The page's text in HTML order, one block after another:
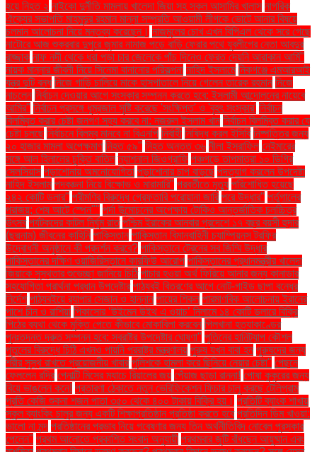
হয়ে নিহত ২ নাইকো দুর্নীতি মামলায় খালেদা জিয়া সহ সকল আসামির খালাস নাগরিক
ঐক্যের সভাপতি মাহমুদুর রহমান মান্না সম্প্রতি আওয়ামী লীগকে ভোটে আনার বিষয়ে
চলমান আলোচনা নিয়ে মন্তব্য করেছেন। নাজমুলের চোখ এখন বিপিএল থেকে সরে গেছে
নাটোরে আজ শুক্রবার দুপুরে জুমার নামাজ পড়ে বাড়ি ফেরার পথে যুবলীগের নেতা আবদুর
রাজ্জাক নাফ নদী থেকে ধরা পড়া চার জেলেকে পাঁচ দিনেও ফেরত দেয়নি আরাকান আর্মি"
নায়ক মান্নার জীবনী নিয়ে সিনেমা বানানোর পরিকল্পনা নাহিদ ইসলামে নিকগঞ্জে এমআরআই
যন্ত্র দুটি বন্ধ নিজে গাড়ি চালিয়ে মাকে হাসপাতালে নিয়ে গেলেন তারেক রহমান নিজে
নাচলেন নির্বাচন দেওয়ার আগে সংস্কার সম্পন্ন করতে হবে: ইসলামী আন্দোলনের নায়েবে
আমির" নির্বাচন প্রসঙ্গে ধূম্রজাল সৃষ্টি করেছে 'সংক্ষিপ্ত' ও 'বৃহৎ সংস্কার' নির্বাচন
বিলম্বিত করার চেষ্টা জনগণ সহ্য করবে না: নজরুল ইসলাম খান নির্বাচন বিলম্বিত করার যে
চেষ্টা চলছে নির্বাচনে বিলম্ব মানবে না বিএনপি নির্বাহী নিষিদ্ধ করল ইসিবি নিষ্পত্তির জন্য
২০ হাজার মামলা অপেক্ষমাণ নিহত ৫৯" নিহত অন্তত ৩৬ নীলা ইসরাফিল নেইমারের
সঙ্গে আল হিলালের চুক্তি বাতিল ন্যাশনাল জিওগ্রাফি পঞ্চগড়ে তাপমাত্রা ১০ ডিগ্রি
সেলসিয়াস পড়াশোনায় অমনোযোগিতা পড়াশোনার চাপ বাড়ছে পদত্যাগ করলেন উপদেষ্টা
নাহিদ ইসলাম পদবঞ্চনা নিয়ে বিক্ষোভ ও মারামারি" পরবর্তীতে মৃত্যু পরিশোধিত হয়েছে
২৪২ কোটি ডলার" পরীমণির বিরুদ্ধে গ্রেফতারি পরোয়ানা জারি পরে উদ্ধার" পর্তুগালের
পরাজয়; শেষ আটে স্পেন"" পর্দা উন্মোচনের অপেক্ষায় টোকিও আন্তর্জাতিক চলচ্চিত্র
উৎসব পর্যটকদের কাটল নির্ঘুম রাত পশ্চিম ইরাকের আনবার প্রদেশে ১৭ বছর বয়সী হুদার
(ছদ্মনাম) জীবনের কাহিনি পাকিস্তান পাকিস্তান বিমানবাহিনী চ্যাম্পিয়নস ট্রফির
উদ্বোধনী অনুষ্ঠানে কী প্রদর্শন করবে? পাকিস্তানে ট্রেনের সব জিম্মি উদ্ধার
পাকিস্তানের দক্ষিণ ওয়াজিরিস্তানে কারফিউ আরোপ পাকিস্তানের প্রধানমন্ত্রীর খালেদা
জিয়াকে সুস্থতার শুভেচ্ছা জানিয়ে চিঠি পাচার হওয়া অর্থ ফিরিয়ে আনার জন্য কানাডার
সহযোগিতা প্রার্থনা প্রধান উপদেষ্টার পাঠ্যবই বিতরণের আগে নোট-গাইড ছাপা বন্ধের
নির্দেশ পাঠ্যবইয়ে র‍্যাপার সেজান ও হান্নান পায়ের শিকল পারমাণবিক আলোচনায় ইরানের
পাশে চীন ও রাশিয়া পিকাসোর ‘উইমেন উইথ এ ওয়াচ’ নিলামে ১৪ কোটি ডলারে বিক্রি
পিঠের ব্যথা থেকে মুক্তি পেতে কীভাবে মোকাবিলা করবেন পিলখানা হত্যাকাণ্ডের
পুনঃতদন্ত দ্রুত সম্পন্ন হবে: স্বরাষ্ট্র উপদেষ্টার ঘোষণা" পুতিনের হানিট্র্যাপ কৌশল
পুতুলের বিরুদ্ধে চিঠি এখনও পায়নি পররাষ্ট্র মন্ত্রণালয় পুরুষ যখন বাবা হন পুরুষদের জন্য
শরীর সুস্থ রাখতে প্রয়োজনীয় খাবার পুলিশকে হামলা করে ছিনিয়ে নেয়ার চেষ্টা" পেছনে
ফেললেন রদ্রি পেনাল্টি মিসের ম্যাচে রিয়ালের জয় পেঁয়াজ ছাড়া রান্না! পোষা কুকুরের জন্য
বিয়ে ভাঙলেন কনে! প্রতারণা ঠেকাতে নতুন ভেরিফিকেশন ফিচার চালু করছে টেলিগ্রাম
প্রতি কেজি শুকনা শজন পাতা ৩৫০ থেকে ৪০০ টাকায় বিক্রি হয়। প্রতিটি ব্যাংক শাখায়
স্কুল ব্যাংকিং চালুর জন্য একটি শিক্ষাপ্রতিষ্ঠান প্রতিষ্ঠা করতে হবে প্রতিদিন ডিম খাওয়া:
ভালো না মন্দ প্রতিষ্ঠানের প্রভাব নিয়ে গবেষণার জন্য তিন অর্থনীতিবিদ নোবেল পুরস্কার
পেলেন" প্রথম আলোতে প্রকাশিত সংবাদ অনুযায়ী প্রথমবার জুটি বাঁধছেন আয়ুষ্মান এবং